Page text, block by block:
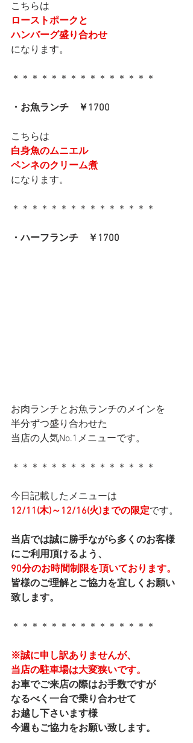
こちらは
ローストポークと
ハンバーグ盛り合わせ
になります。
＊＊＊＊＊＊＊＊＊＊＊＊＊＊＊
・お魚ランチ　￥1700
こちらは
白身魚のムニエル
ペンネのクリーム煮
になります。
＊＊＊＊＊＊＊＊＊＊＊＊＊＊＊
・ハーフランチ　￥1700
お肉ランチとお魚ランチのメインを
半分ずつ盛り合わせた
当店の人気No.1メニューです。
＊＊＊＊＊＊＊＊＊＊＊＊＊＊＊
今日記載したメニューは
12/11(木)～12/16(火)までの限定です。
当店では誠に勝手ながら多くのお客様
にご利用頂けるよう、
90分のお時間制限を頂いております。
皆様のご理解とご協力を宜しくお願い
致します。
＊＊＊＊＊＊＊＊＊＊＊＊＊＊＊
※誠に申し訳ありませんが、
当店の駐車場は大変狭いです。
お車でご来店の際はお手数ですが
なるべく一台で乗り合わせて
お越し下さいます様
今週もご協力をお願い致します。